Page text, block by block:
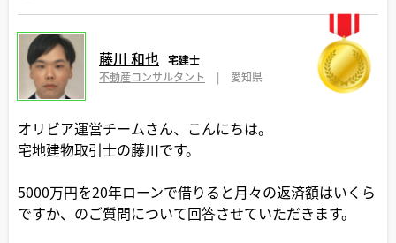
藤川 和也
宅建士
不動産コンサルタント
| 愛知県
オリビア運営チームさん、こんにちは。
宅地建物取引士の藤川です。
5000万円を20年ローンで借りると月々の返済額はいくら
ですか、のご質問について回答させていただきます。